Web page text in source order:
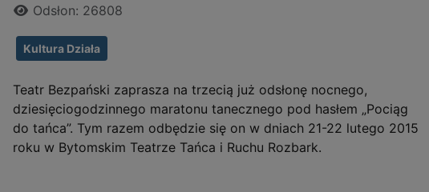
Odsłon: 26808
Kultura Działa
Teatr Bezpański zaprasza na trzecią już odsłonę nocnego,
dziesięciogodzinnego maratonu tanecznego pod hasłem „Pociąg
do tańca”. Tym razem odbędzie się on w dniach 21-22 lutego 2015
roku w Bytomskim Teatrze Tańca i Ruchu Rozbark.